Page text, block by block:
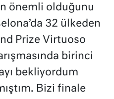
önemli olduğunu
32 ülkeden
Prize Virtuoso
birinci
bekliyordum
Bizi finale